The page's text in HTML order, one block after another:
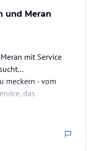
und Meran
mit Service
meckern - vom
das